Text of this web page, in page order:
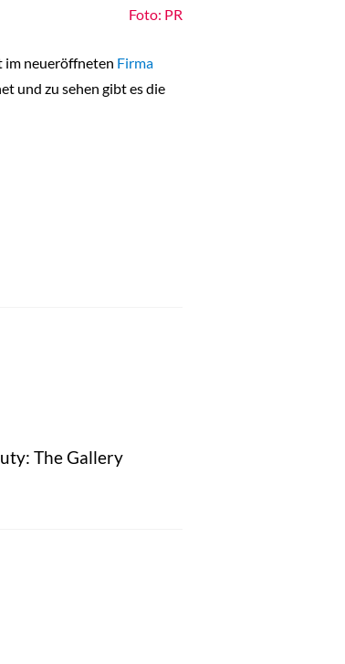
Foto: PR
im neueröffneten Firma
und zu sehen gibt es die
The Gallery